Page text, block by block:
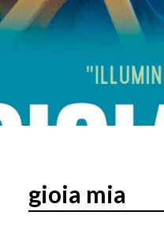
gioia mia